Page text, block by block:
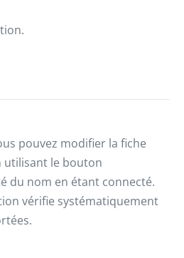
pouvez modifier la fiche
utilisant le bouton
du nom en étant connecté.
vérifie systématiquement